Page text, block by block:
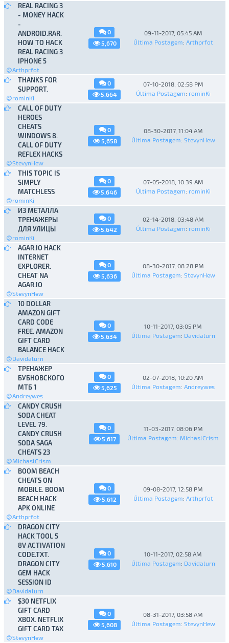
REAL RACING 3
- MONEY HACK
-
ANDROID.RAR.
HOW TO HACK
REAL RACING 3
IPHONE 5
Arthprfot
0
5,670
09-11-2017, 05:45 AM
Última Postagem: Arthprfot
THANKS FOR
SUPPORT.
rominKi
0
5,664
07-10-2018, 02:58 PM
Última Postagem: rominKi
CALL OF DUTY
HEROES
CHEATS
WINDOWS 8.
CALL OF DUTY
REFLEX HACKS
StevynHew
0
5,658
08-30-2017, 11:04 AM
Última Postagem: StevynHew
THIS TOPIC IS
SIMPLY
MATCHLESS
rominKi
0
5,646
07-05-2018, 10:39 AM
Última Postagem: rominKi
ИЗ МЕТАЛЛА
ТРЕНАЖЕРЫ
ДЛЯ УЛИЦЫ
rominKi
0
5,642
02-14-2018, 03:48 AM
Última Postagem: rominKi
AGAR.IO HACK
INTERNET
EXPLORER.
CHEAT NA
AGAR.IO
StevynHew
0
5,636
08-30-2017, 08:28 PM
Última Postagem: StevynHew
10 DOLLAR
AMAZON GIFT
CARD CODE
FREE. AMAZON
GIFT CARD
BALANCE HACK
Davidalurn
0
5,634
10-11-2017, 03:05 PM
Última Postagem: Davidalurn
ТРЕНАЖЕР
БУБНОВСКОГО
МТБ 1
Andreywes
0
5,625
02-07-2018, 10:20 AM
Última Postagem: Andreywes
CANDY CRUSH
SODA CHEAT
LEVEL 79.
CANDY CRUSH
SODA SAGA
CHEATS 23
MichaslCrism
0
5,617
11-03-2017, 08:06 PM
Última Postagem: MichaslCrism
BOOM BEACH
CHEATS ON
MOBILE. BOOM
BEACH HACK
APK ONLINE
Arthprfot
0
5,612
09-08-2017, 12:58 PM
Última Postagem: Arthprfot
DRAGON CITY
HACK TOOL 5
8V ACTIVATION
CODE.TXT.
DRAGON CITY
GEM HACK
SESSION ID
Davidalurn
0
5,610
10-11-2017, 02:58 AM
Última Postagem: Davidalurn
$30 NETFLIX
GIFT CARD
XBOX. NETFLIX
GIFT CARD TAX
StevynHew
0
5,608
08-31-2017, 03:58 AM
Última Postagem: StevynHew